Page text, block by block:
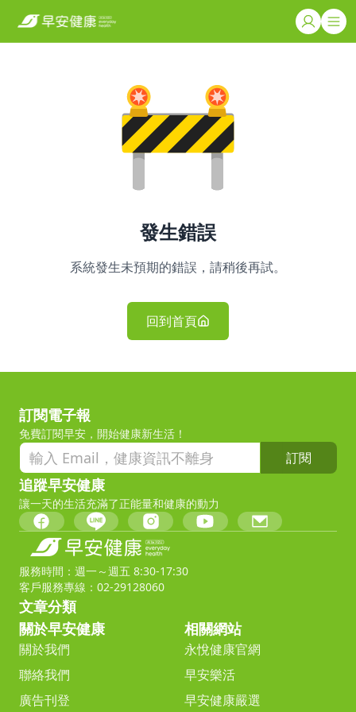
發生錯誤
系統發生未預期的錯誤，請稍後再試。
回到首頁
訂閱電子報
免費訂閱早安，開始健康新生活！
訂閱
追蹤早安健康
讓一天的生活充滿了正能量和健康的動力
服務時間：週一～週五 8:30-17:30
客戶服務專線：02-29128060
文章分類
關於早安健康
關於我們
聯絡我們
廣告刊登
相關網站
永悅健康官網
早安樂活
早安健康嚴選